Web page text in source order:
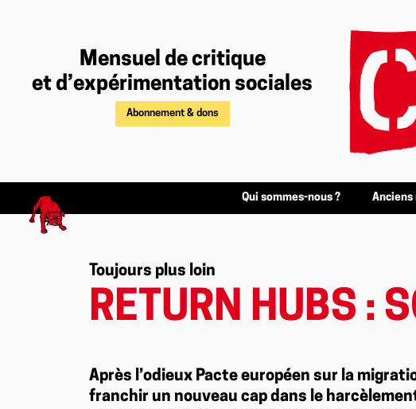
Mensuel de critique
et d’expérimentation sociales
Abonnement & dons
Qui sommes-nous ? Anciens
Toujours plus loin
RETURN HUBS :
Après l’odieux Pacte européen sur la
franchir un nouveau cap dans le